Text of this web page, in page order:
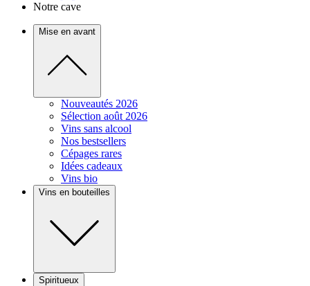
Notre cave
Mise en avant
Nouveautés 2026
Sélection août 2026
Vins sans alcool
Nos bestsellers
Cépages rares
Idées cadeaux
Vins bio
Vins en bouteilles
Spiritueux